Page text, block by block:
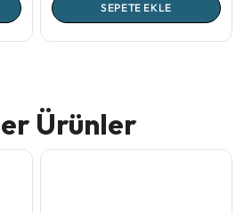
SEPETE EKLE
Ürünler